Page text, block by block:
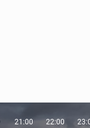
21:00 22:00